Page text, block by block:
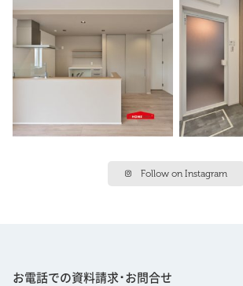
Follow on Instagram
お電話での資料請求･お問合せ